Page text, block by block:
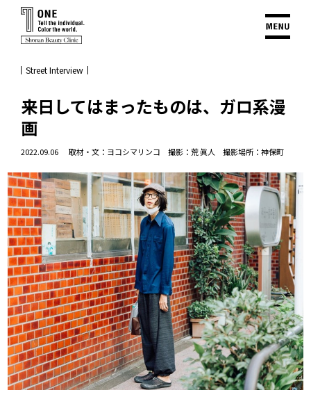
Street Interview
来日してはまったものは、ガロ系漫
画
2022.09.06 取材・文：ヨコシマリンコ 撮影：荒 眞人 撮影場所：神保町